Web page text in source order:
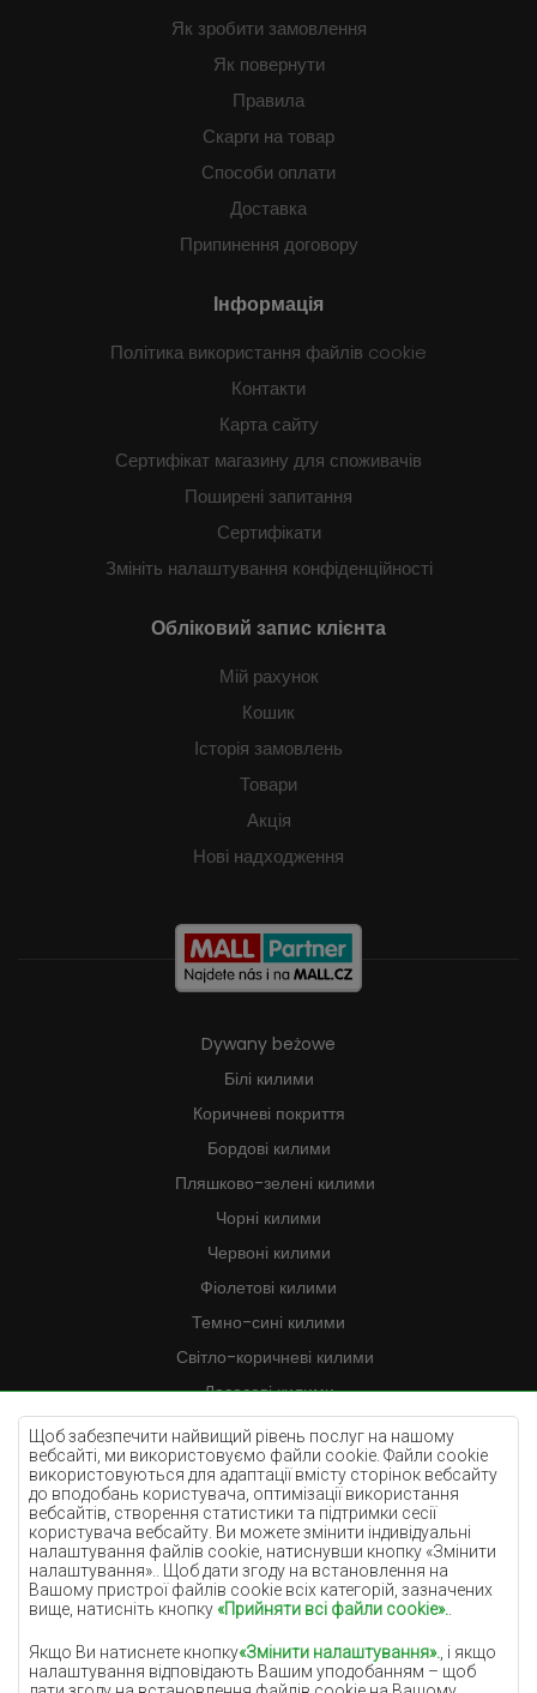
Щоб забезпечити найвищий рівень послуг на нашому
вебсайті, ми використовуємо файли cookie. Файли cookie
використовуються для адаптації вмісту сторінок вебсайту
до вподобань користувача, оптимізації використання
вебсайтів, створення статистики та підтримки сесії
користувача вебсайту. Ви можете змінити індивідуальні
налаштування файлів cookie, натиснувши кнопку «Змінити
налаштування».. Щоб дати згоду на встановлення на
Вашому пристрої файлів cookie всіх категорій, зазначених
вище, натисніть кнопку«Прийняти всі файли cookie».
Якщо Ви натиснете кнопку«Змінити налаштування». , і якщо
налаштування відповідають Вашим уподобанням – щоб
Як зробити замовлення
Як повернути
Правила
Скарги на товар
Способи оплати
Доставка
Припинення договору
Інформація
Політика використання файлів cookie
Контакти
Карта сайту
Сертифікат магазину для споживачів
Поширені запитання
Сертифікати
Змініть налаштування конфіденційності
Обліковий запис клієнта
Мій рахунок
Кошик
Історія замовлень
Товари
Акція
Нові надходження
Dywany beżowe
Білі килими
Коричневі покриття
Бордові килими
Пляшково-зелені килими
Чорні килими
Червоні килими
Фіолетові килими
Темно-сині килими
Світло-коричневі килими
Лососеві килими
Кремові килими
Бузкові килими
Жовті килими
М'ятні килими
Блакитні килими
Помаранчеві килими
Сірі покриття